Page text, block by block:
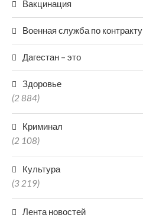
Вакцинация
Военная служба по контракту
Дагестан – это
Здоровье
(2 884)
Криминал
(2 108)
Культура
(3 219)
Лента новостей